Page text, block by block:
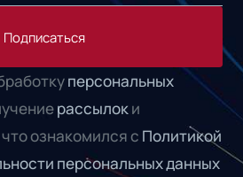
Подписаться
персональных
рассылоки
ознакомился с Политикой
персональных данных